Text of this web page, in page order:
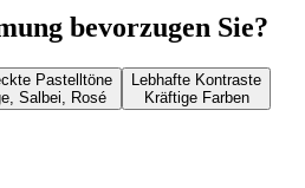
bevorzugen Sie?
Pastelltöne
Salbei, Rosé
Lebhafte Kontraste
Kräftige Farben